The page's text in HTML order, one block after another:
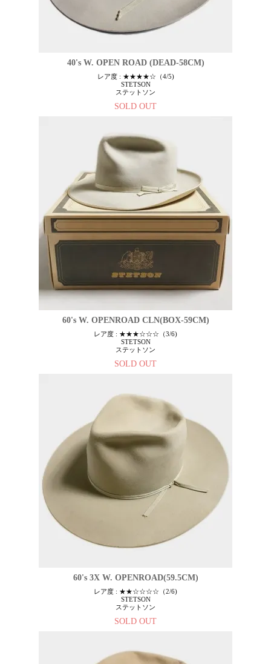
40's W. OPEN ROAD (DEAD-58CM)
レア度 : ★★★★☆（4/5)
STETSON
ステットソン
SOLD OUT
60's W. OPENROAD CLN(BOX-59CM)
レア度 : ★★★☆☆☆（3/6)
STETSON
ステットソン
SOLD OUT
60's 3X W. OPENROAD(59.5CM)
レア度 : ★★☆☆☆☆（2/6)
STETSON
ステットソン
SOLD OUT